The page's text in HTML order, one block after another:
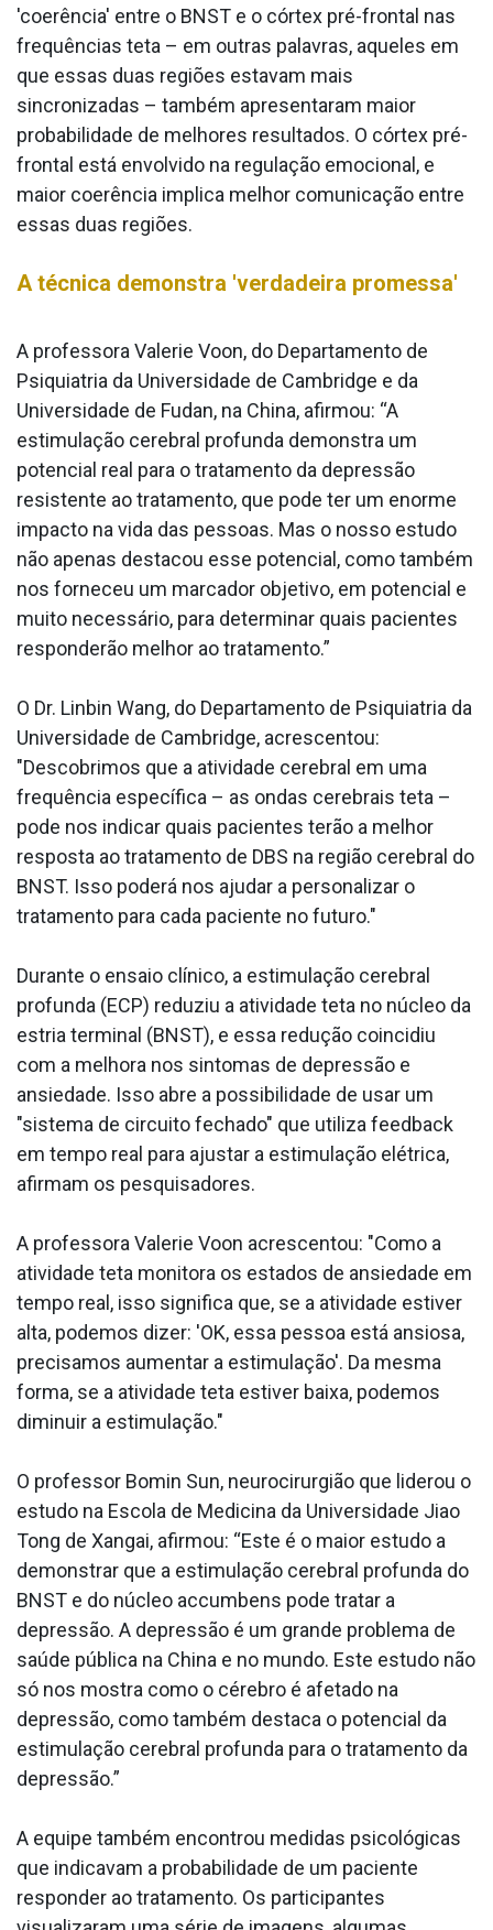
'coerência' entre o BNST e o córtex pré-frontal nas
frequências teta – em outras palavras, aqueles em
que essas duas regiões estavam mais
sincronizadas – também apresentaram maior
probabilidade de melhores resultados. O córtex pré-
frontal está envolvido na regulação emocional, e
maior coerência implica melhor comunicação entre
essas duas regiões.
A técnica demonstra 'verdadeira promessa'
A professora Valerie Voon, do Departamento de
Psiquiatria da Universidade de Cambridge e da
Universidade de Fudan, na China, afirmou: “A
estimulação cerebral profunda demonstra um
potencial real para o tratamento da depressão
resistente ao tratamento, que pode ter um enorme
impacto na vida das pessoas. Mas o nosso estudo
não apenas destacou esse potencial, como também
nos forneceu um marcador objetivo, em potencial e
muito necessário, para determinar quais pacientes
responderão melhor ao tratamento.”
O Dr. Linbin Wang, do Departamento de Psiquiatria da
Universidade de Cambridge, acrescentou:
"Descobrimos que a atividade cerebral em uma
frequência específica – as ondas cerebrais teta –
pode nos indicar quais pacientes terão a melhor
resposta ao tratamento de DBS na região cerebral do
BNST. Isso poderá nos ajudar a personalizar o
tratamento para cada paciente no futuro."
Durante o ensaio clínico, a estimulação cerebral
profunda (ECP) reduziu a atividade teta no núcleo da
estria terminal (BNST), e essa redução coincidiu
com a melhora nos sintomas de depressão e
ansiedade. Isso abre a possibilidade de usar um
"sistema de circuito fechado" que utiliza feedback
em tempo real para ajustar a estimulação elétrica,
afirmam os pesquisadores.
A professora Valerie Voon acrescentou: "Como a
atividade teta monitora os estados de ansiedade em
tempo real, isso significa que, se a atividade estiver
alta, podemos dizer: 'OK, essa pessoa está ansiosa,
precisamos aumentar a estimulação'. Da mesma
forma, se a atividade teta estiver baixa, podemos
diminuir a estimulação."
O professor Bomin Sun, neurocirurgião que liderou o
estudo na Escola de Medicina da Universidade Jiao
Tong de Xangai, afirmou: “Este é o maior estudo a
demonstrar que a estimulação cerebral profunda do
BNST e do núcleo accumbens pode tratar a
depressão. A depressão é um grande problema de
saúde pública na China e no mundo. Este estudo não
só nos mostra como o cérebro é afetado na
depressão, como também destaca o potencial da
estimulação cerebral profunda para o tratamento da
depressão.”
A equipe também encontrou medidas psicológicas
que indicavam a probabilidade de um paciente
responder ao tratamento. Os participantes